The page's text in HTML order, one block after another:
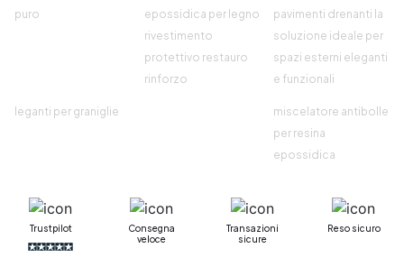
puro
epossidica per legno
rivestimento
protettivo restauro
rinforzo
pavimenti drenanti la
soluzione ideale per
spazi esterni eleganti
e funzionali
leganti per graniglie
miscelatore antibolle
per resina
epossidica
Trustpilot
Consegna
veloce
Transazioni
sicure
Reso sicuro